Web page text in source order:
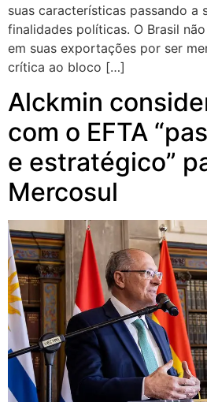
suas características passando a
finalidades políticas. O Brasil
em suas exportações por ser
crítica ao bloco […]
Alckmin
com o EFTA
e estratégico”
Mercosul